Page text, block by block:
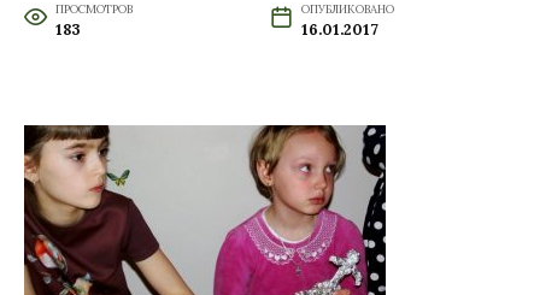
ПРОСМОТРОВ
183
ОПУБЛИКОВАНО
16.01.2017